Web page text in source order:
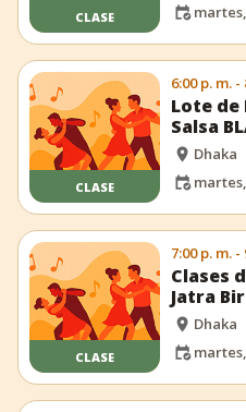
CLASE
CLASE
6:00 p. m. -
Lote de
Salsa
Dhaka
CLASE
7:00 p. m. -
Clases
Jatra
Dhaka